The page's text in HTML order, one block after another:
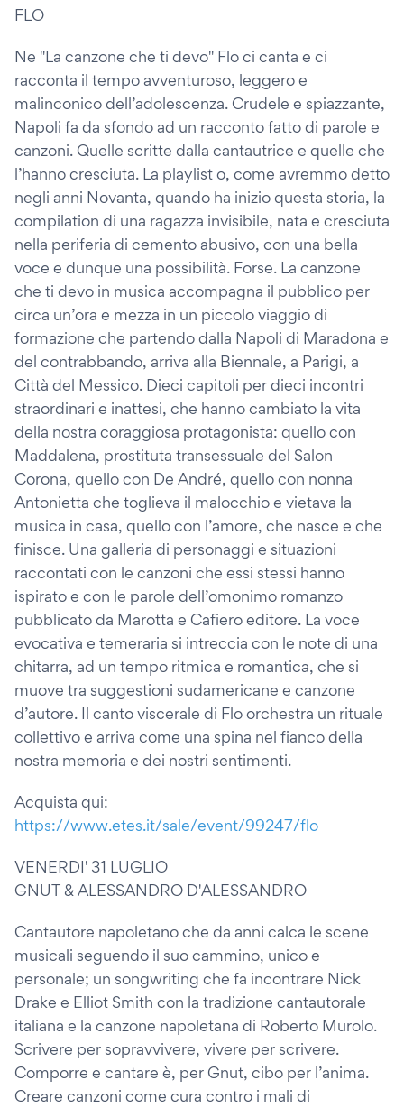
FLO
Ne "La canzone che ti devo" Flo ci canta e ci
racconta il tempo avventuroso, leggero e
malinconico dell’adolescenza. Crudele e spiazzante,
Napoli fa da sfondo ad un racconto fatto di parole e
canzoni. Quelle scritte dalla cantautrice e quelle che
l’hanno cresciuta. La playlist o, come avremmo detto
negli anni Novanta, quando ha inizio questa storia, la
compilation di una ragazza invisibile, nata e cresciuta
nella periferia di cemento abusivo, con una bella
voce e dunque una possibilità. Forse. La canzone
che ti devo in musica accompagna il pubblico per
circa un’ora e mezza in un piccolo viaggio di
formazione che partendo dalla Napoli di Maradona e
del contrabbando, arriva alla Biennale, a Parigi, a
Città del Messico. Dieci capitoli per dieci incontri
straordinari e inattesi, che hanno cambiato la vita
della nostra coraggiosa protagonista: quello con
Maddalena, prostituta transessuale del Salon
Corona, quello con De André, quello con nonna
Antonietta che toglieva il malocchio e vietava la
musica in casa, quello con l’amore, che nasce e che
finisce. Una galleria di personaggi e situazioni
raccontati con le canzoni che essi stessi hanno
ispirato e con le parole dell’omonimo romanzo
pubblicato da Marotta e Cafiero editore. La voce
evocativa e temeraria si intreccia con le note di una
chitarra, ad un tempo ritmica e romantica, che si
muove tra suggestioni sudamericane e canzone
d’autore. Il canto viscerale di Flo orchestra un rituale
collettivo e arriva come una spina nel fianco della
nostra memoria e dei nostri sentimenti.
Acquista qui:
https://www.etes.it/sale/event/99247/flo
VENERDI' 31 LUGLIO
GNUT & ALESSANDRO D'ALESSANDRO
Cantautore napoletano che da anni calca le scene
musicali seguendo il suo cammino, unico e
personale; un songwriting che fa incontrare Nick
Drake e Elliot Smith con la tradizione cantautorale
italiana e la canzone napoletana di Roberto Murolo.
Scrivere per sopravvivere, vivere per scrivere.
Comporre e cantare è, per Gnut, cibo per l’anima.
Creare canzoni come cura contro i mali di